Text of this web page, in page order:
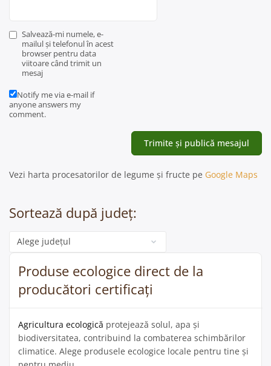
Salvează-mi numele, e-
mailul și telefonul în acest
browser pentru data
viitoare când trimit un
mesaj
Notify me via e-mail if
anyone answers my
comment.
Vezi harta procesatorilor de legume și fructe pe Google Maps
Sortează după județ:
Categorie
Produse ecologice direct de la
producători certificați
Agricultura ecologică protejează solul, apa și
biodiversitatea, contribuind la combaterea schimbărilor
climatice. Alege produsele ecologice locale pentru tine și